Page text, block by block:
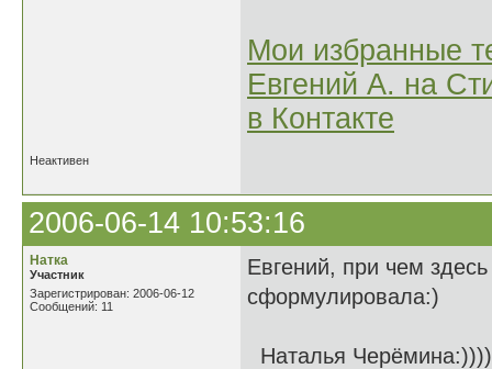
Мои избранные
Евгений А. на
в Контакте
Неактивен
2006-06-14 10:53:16
Натка
Участник
Зарегистрирован: 2006-06-12
Сообщений: 11
Евгений, при чем
сформулировала:)
Наталья